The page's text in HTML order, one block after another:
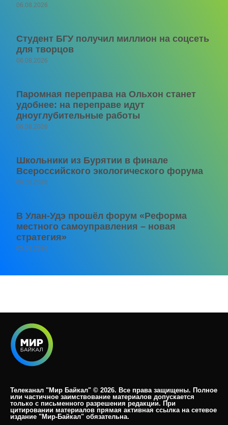
06.08.2026
Студент БГУ получил миллион на соцсеть
для творцов
06.08.2026
Паромная переправа на Ольхон станет
удобнее: на переправе идут
дноуглубительные работы
06.08.2026
Школьники из Бурятии в финале
Всероссийского экологического форума
06.08.2026
В Улан-Удэ прошёл форум «Реформа
местного самоуправления – новая
стратегия»
05.08.2026
Телеканал "Мир Байкал" © 2026. Все права защищены. Полное
или частичное заимствование материалов допускается
только с письменного разрешения редакции. При
цитировании материалов прямая активная ссылка на сетевое
издание "Мир-Байкал" обязательна.​